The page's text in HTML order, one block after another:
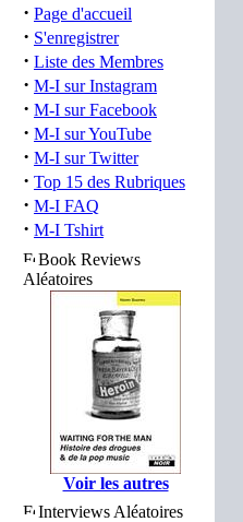
· Page d'accueil
· S'enregistrer
· Liste des Membres
· M-I sur Instagram
· M-I sur Facebook
· M-I sur YouTube
· M-I sur Twitter
· Top 15 des Rubriques
· M-I FAQ
· M-I Tshirt
Book Reviews
Aléatoires
Voir les autres
Interviews Aléatoires